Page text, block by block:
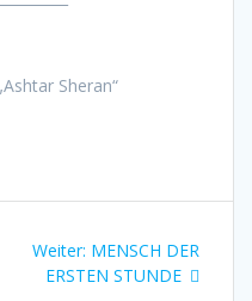
Sheran“
Weiter: Nächster
Beitrag:
MENSCH DER
ERSTEN STUNDE